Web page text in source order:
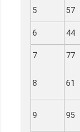
5 57
6 44
7 77
8 61
9 95